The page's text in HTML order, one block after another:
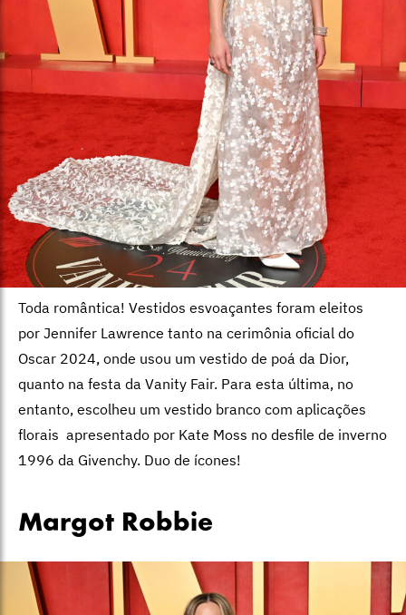
Toda romântica! Vestidos esvoaçantes foram eleitos
por Jennifer Lawrence tanto na cerimônia oficial do
Oscar 2024, onde usou um vestido de poá da Dior,
quanto na festa da Vanity Fair. Para esta última, no
entanto, escolheu um vestido branco com aplicações
florais apresentado por Kate Moss no desfile de inverno
1996 da Givenchy. Duo de ícones!
Margot Robbie